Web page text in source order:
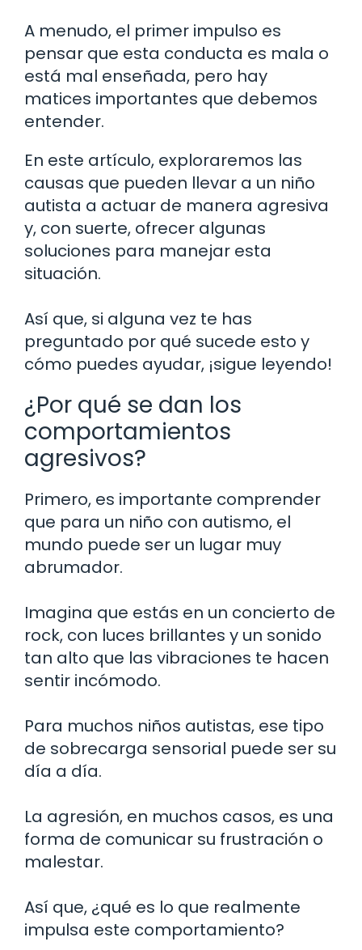
A menudo, el primer impulso es
pensar que esta conducta es mala o
está mal enseñada, pero hay
matices importantes que debemos
entender.
En este artículo, exploraremos las
causas que pueden llevar a un niño
autista a actuar de manera agresiva
y, con suerte, ofrecer algunas
soluciones para manejar esta
situación.
Así que, si alguna vez te has
preguntado por qué sucede esto y
cómo puedes ayudar, ¡sigue leyendo!
¿Por qué se dan los
comportamientos
agresivos?
Primero, es importante comprender
que para un niño con autismo, el
mundo puede ser un lugar muy
abrumador.
Imagina que estás en un concierto de
rock, con luces brillantes y un sonido
tan alto que las vibraciones te hacen
sentir incómodo.
Para muchos niños autistas, ese tipo
de sobrecarga sensorial puede ser su
día a día.
La agresión, en muchos casos, es una
forma de comunicar su frustración o
malestar.
Así que, ¿qué es lo que realmente
impulsa este comportamiento?